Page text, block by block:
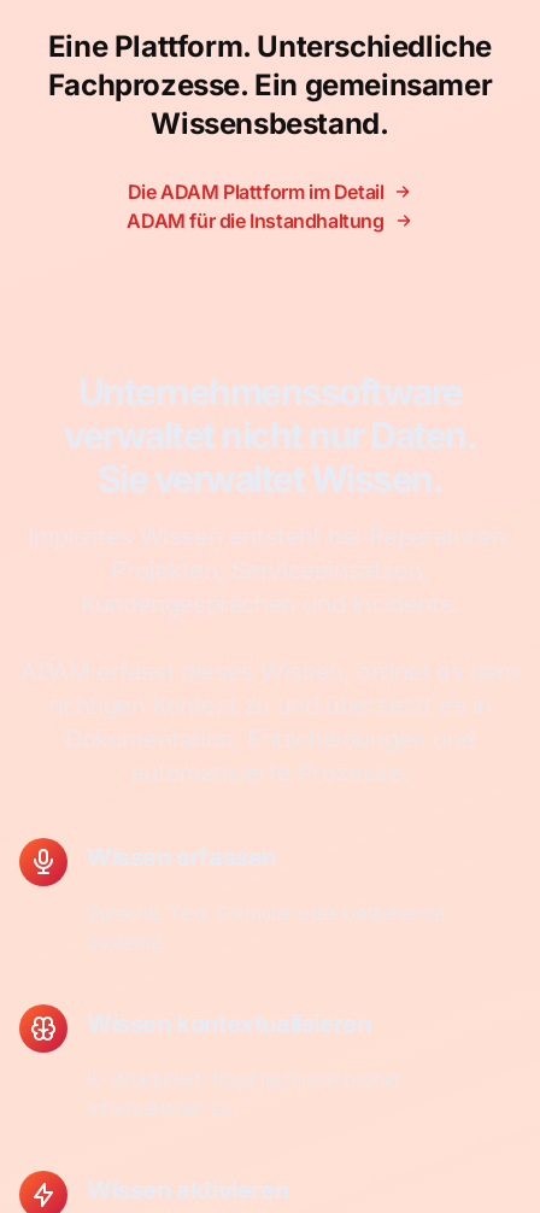
Eine Plattform. Unterschiedliche
Fachprozesse. Ein gemeinsamer
Wissensbestand.
Die ADAM Plattform im Detail
ADAM für die Instandhaltung
Unternehmenssoftware
verwaltet nicht nur Daten.
Sie verwaltet Wissen.
Wissen erfassen
Wissen kontextualisieren
Wissen aktivieren